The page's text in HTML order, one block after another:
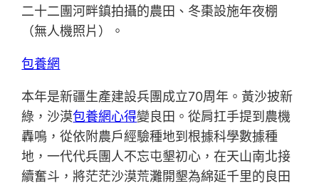
二十二團河畔鎮拍攝的農田、冬棗設施年夜棚
（無人機照片）。
包養網
本年是新疆生產建設兵團成立70周年。黃沙披新
綠，沙漠包養網心得變良田。從肩扛手提到農機
轟鳴，從依附農戶經驗種地到根據科學數據種
地，一代代兵團人不忘屯墾初心，在天山南北接
續奮斗，將茫茫沙漠荒灘開墾為綿延千里的良田